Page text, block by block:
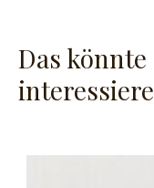
Das könnte